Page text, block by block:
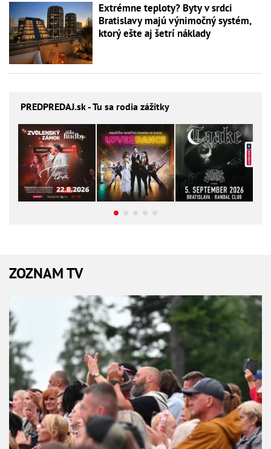
Extrémne teploty? Byty v srdci
Bratislavy majú výnimočný systém,
ktorý ešte aj šetrí náklady
PREDPREDAJ.sk - Tu sa rodia zážitky
ZOZNAM TV